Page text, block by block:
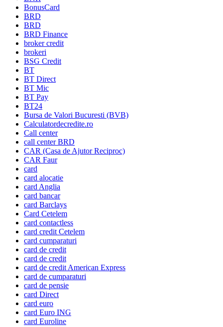
BonusCard
BRD
BRD
BRD Finance
broker credit
brokeri
BSG Credit
BT
BT Direct
BT Mic
BT Pay
BT24
Bursa de Valori Bucuresti (BVB)
Calculatordecredite.ro
Call center
call center BRD
CAR (Casa de Ajutor Reciproc)
CAR Faur
card
card alocatie
card Anglia
card bancar
card Barclays
Card Cetelem
card contactless
card credit Cetelem
card cumparaturi
card de credit
card de credit
card de credit American Express
card de cumparaturi
card de pensie
card Direct
card euro
card Euro ING
card Euroline